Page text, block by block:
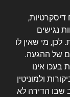
דיסקרטיות,
נגישים
מי שאין לו
של ההגעה.
בעכו אינו
ולמוניטין
שבו הדירה לא